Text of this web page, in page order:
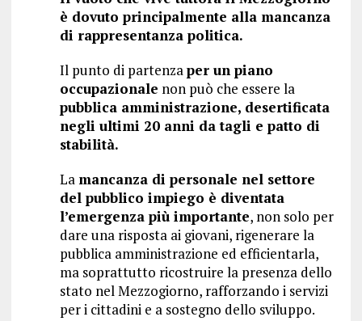
è dovuto principalmente alla mancanza
di rappresentanza politica.
Il punto di partenzaper un piano
occupazionale non può che essere la
pubblica amministrazione, desertificata
negli ultimi 20 anni da tagli e patto di
stabilità.
La mancanza di personale nel settore
del pubblico impiego è diventata
l’emergenza più importante, non solo per
dare una risposta ai giovani, rigenerare la
pubblica amministrazione ed efficientarla,
ma soprattutto ricostruire la presenza dello
stato nel Mezzogiorno, rafforzando i servizi
per i cittadini e a sostegno dello sviluppo.